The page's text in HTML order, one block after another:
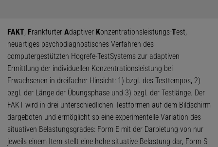
FAKT, Frankfurter Adaptiver Konzentrationsleistungs-Test,
neuartiges psychodiagnostisches Verfahren des
computergestützten Hogrefe-TestSystems zur adaptiven
Ermittlung der individuellen Konzentrationsleistung bei
Erwachsenen in dreifacher Hinsicht: 1) bzgl. des Testtempos, 2)
bzgl. der Länge der Übungsphase und 3) bzgl. der Testlänge. Der
FAKT wird in drei unterschiedlichen Testformen auf dem Bildschirm
dargeboten und ermöglicht so eine experimentelle Variation des
situativen Belastungsgrades: Form E mit der Darbietung von nur
jeweils einem Item stellt eine hohe situative Belastung dar, Form S